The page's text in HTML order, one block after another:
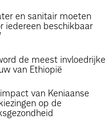
en sanitair moeten
iedereen beschikbaar
de meest invloedrijke
van Ethiopië
van Keniaanse
op de